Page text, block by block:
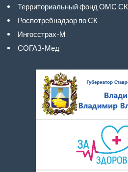
Территориальный фонд ОМС СК
Роспотребнадзор по СК
Ингосстрах-М
СОГАЗ-Мед